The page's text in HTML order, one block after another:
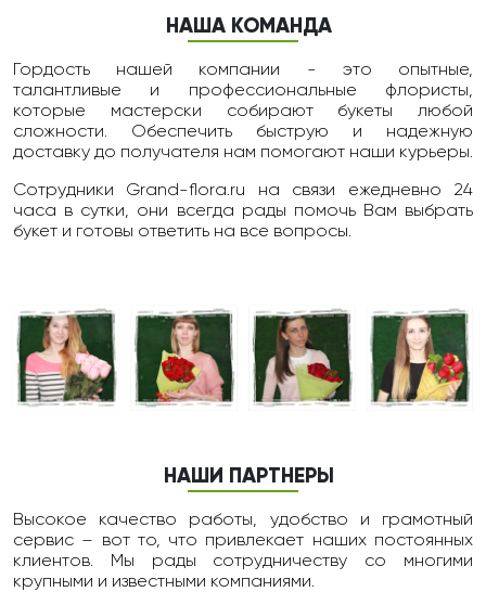
НАША КОМАНДА
Гордость нашей компании - это опытные,
талантливые и профессиональные флористы,
которые мастерски собирают букеты любой
сложности. Обеспечить быструю и надежную
доставку до получателя нам помогают наши курьеры.
Сотрудники Grand-flora.ru на связи ежедневно 24
чаcа в сутки, они всегда рады помочь Вам выбрать
букет и готовы ответить на все вопросы.
НАШИ ПАРТНЕРЫ
Высокое качество работы, удобство и грамотный
сервис – вот то, что привлекает наших постоянных
клиентов. Мы рады сотрудничеству со многими
крупными и известными компаниями.